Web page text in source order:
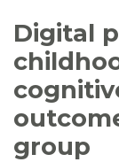
Digital
group